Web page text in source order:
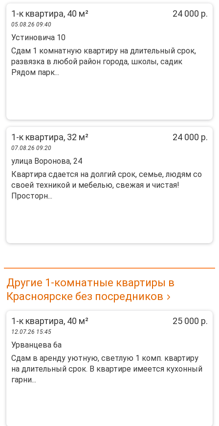
1-к квартира, 40 м² 24 000 р.
05.08.26 09:40
Устиновича 10
Сдам 1 комнатную квартиру на длительный срок,
развязка в любой район города, школы, садик
Рядом парк...
1-к квартира, 32 м² 24 000 р.
07.08.26 09:20
улица Воронова, 24
Квартира сдается на долгий срок, семье, людям со
своей техникой и мебелью, свежая и чистая!
Просторн...
Другие 1-комнатные квартиры в
Красноярске без посредников
1-к квартира, 40 м² 25 000 р.
12.07.26 15:45
Урванцева 6а
Сдам в аренду уютную, светлую 1 комп. квартиру
на длительный срок. В квартире имеется кухонный
гарни...